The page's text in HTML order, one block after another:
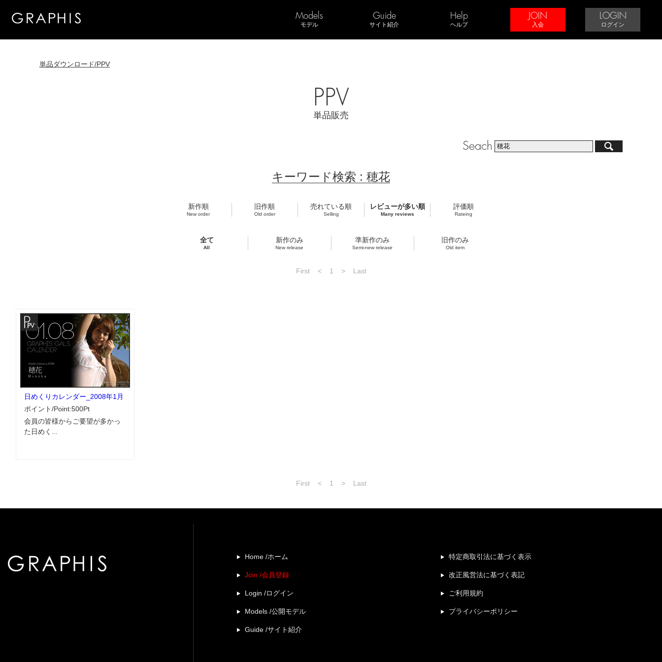
Models
モデル
Guide
サイト紹介
Help
ヘルプ
JOIN
入会
LOGIN
ログイン
単品ダウンロード/PPV
PPV
単品販売
Seach
キーワード検索 : 穂花
新作順
New order
旧作順
Old order
売れている順
Selling
レビューが多い順
Many reviews
評価順
Rateing
全て
All
新作のみ
New release
準新作のみ
Semi-new release
旧作のみ
Old item
First < 1 > Last
日めくりカレンダー_2008年1月
ポイント/Point:500Pt
会員の皆様からご要望が多かっ
た日めく...
First < 1 > Last
Home /ホーム
Join /会員登録
Login /ログイン
Models /公開モデル
Guide /サイト紹介
特定商取引法に基づく表示
改正風営法に基づく表記
ご利用規約
プライバシーポリシー